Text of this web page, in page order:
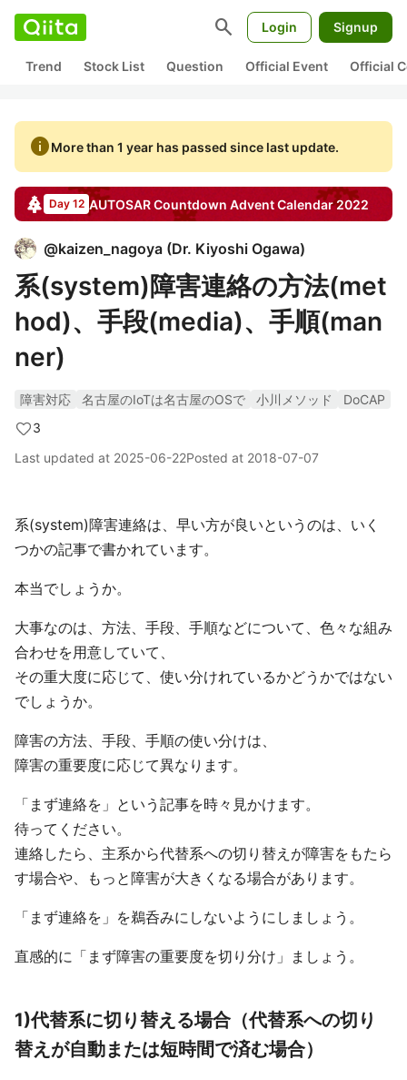
search Login Signup
Trend Stock List Question Official Event Official
infoMore than 1 year has passed since last update.
Day 12 AUTOSAR Countdown Advent Calendar 2022
@kaizen_nagoya (Dr. Kiyoshi Ogawa)
系(system)障害連絡の方法(met
hod)、手段(media)、手順(man
ner)
障害対応 名古屋のIoTは名古屋のOSで 小川メソッド
DoCAP
3
Last updated at 2025-06-22Posted at 2018-07-07
系(system)障害連絡は、早い方が良いというのは、いく
つかの記事で書かれています。
本当でしょうか。
大事なのは、方法、手段、手順などについて、色々な組み
合わせを用意していて、
その重大度に応じて、使い分けれているかどうかではない
でしょうか。
障害の方法、手段、手順の使い分けは、
障害の重要度に応じて異なります。
「まず連絡を」という記事を時々見かけます。
待ってください。
連絡したら、主系から代替系への切り替えが障害をもたら
す場合や、もっと障害が大きくなる場合があります。
「まず連絡を」を鵜呑みにしないようにしましょう。
直感的に「まず障害の重要度を切り分け」ましょう。
1)代替系に切り替える場合（代替系への切り
替えが自動または短時間で済む場合）